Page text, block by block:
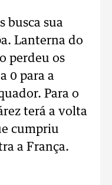
busca sua
Lanterna do
perdeu os
0 para a
Para o
terá a volta
cumpriu
a França.